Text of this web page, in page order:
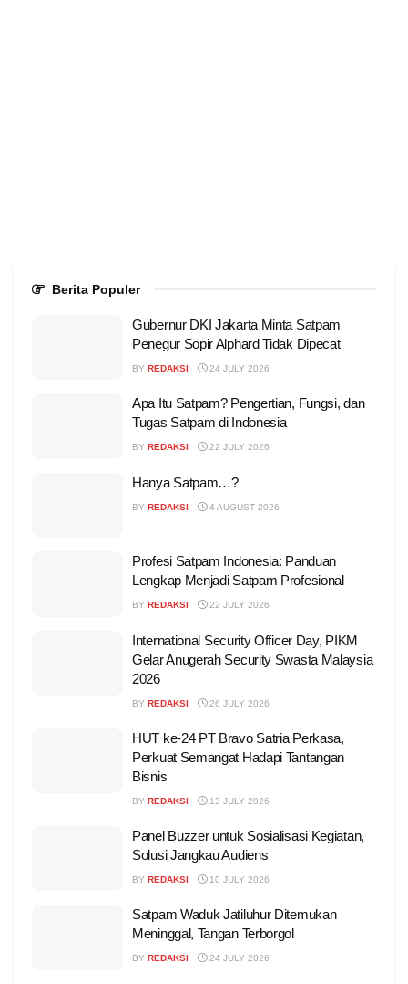
Berita Populer
Gubernur DKI Jakarta Minta Satpam
Penegur Sopir Alphard Tidak Dipecat
BY REDAKSI 24 JULY 2026
Apa Itu Satpam? Pengertian, Fungsi, dan
Tugas Satpam di Indonesia
BY REDAKSI 22 JULY 2026
Hanya Satpam…?
BY REDAKSI 4 AUGUST 2026
Profesi Satpam Indonesia: Panduan
Lengkap Menjadi Satpam Profesional
BY REDAKSI 22 JULY 2026
International Security Officer Day, PIKM
Gelar Anugerah Security Swasta Malaysia
2026
BY REDAKSI 26 JULY 2026
HUT ke-24 PT Bravo Satria Perkasa,
Perkuat Semangat Hadapi Tantangan
Bisnis
BY REDAKSI 13 JULY 2026
Panel Buzzer untuk Sosialisasi Kegiatan,
Solusi Jangkau Audiens
BY REDAKSI 10 JULY 2026
Satpam Waduk Jatiluhur Ditemukan
Meninggal, Tangan Terborgol
BY REDAKSI 24 JULY 2026